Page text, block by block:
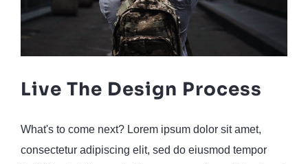
Live The Design Process
What's to come next? Lorem ipsum dolor sit amet,
consectetur adipiscing elit, sed do eiusmod tempor